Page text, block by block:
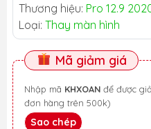
Thương hiệu: Pro 12.9
Loại: Thay màn hình
Mã giảm giá
Nhập mã KHXOAN
đơn hàng trên 500k)
Sao chép